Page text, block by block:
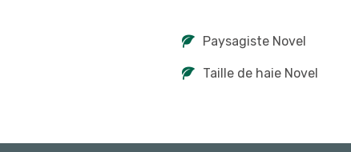
Paysagiste Novel
Taille de haie Novel